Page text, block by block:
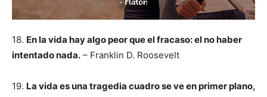
18. En la vida hay algo peor que el fracaso: el no haber
intentado nada. – Franklin D. Roosevelt
19. La vida es una tragedia cuadro se ve en primer plano,